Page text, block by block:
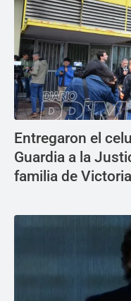
Entregaron el
Guardia a la
familia de Victoria